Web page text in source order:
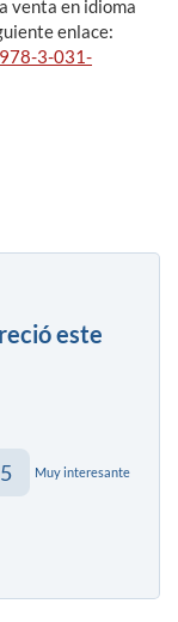
venta en idioma
enlace:
3-031-
este
5 Muy interesante